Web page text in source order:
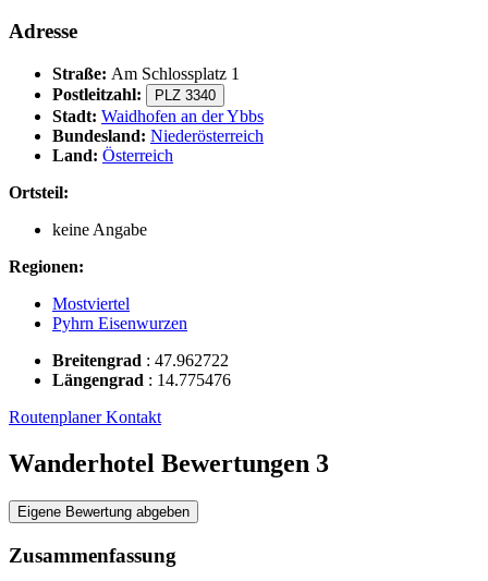
Adresse
Straße: Am Schlossplatz 1
Postleitzahl:
PLZ 3340
Stadt: Waidhofen an der Ybbs
Bundesland: Niederösterreich
Land: Österreich
Ortsteil:
keine Angabe
Regionen:
Mostviertel
Pyhrn Eisenwurzen
Breitengrad : 47.962722
Längengrad : 14.775476
RoutenplanerKontakt
Wanderhotel Bewertungen 3
Eigene Bewertung abgeben
Zusammenfassung